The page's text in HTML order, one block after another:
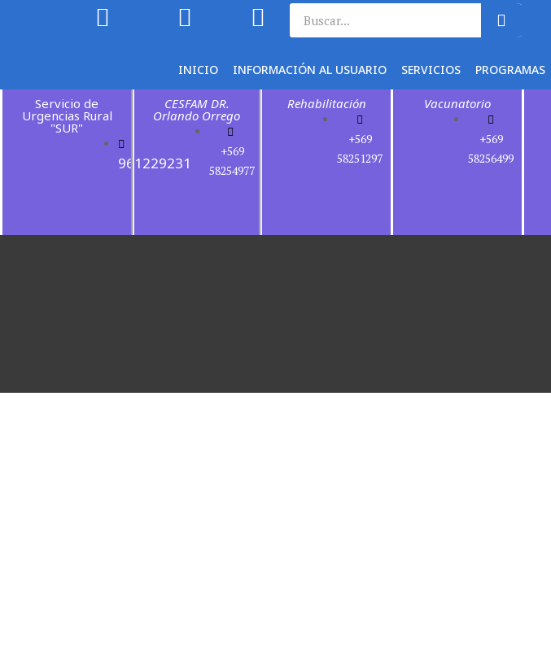
INICIO INFORMACIÓN AL USUARIO SERVICIOS PROGRAMAS
Servicio de
Urgencias Rural
"SUR"
961229231
CESFAM DR.
Orlando Orrego
+569
58254977
Rehabilitación
+569
58251297
Vacunatorio
+569
58256499